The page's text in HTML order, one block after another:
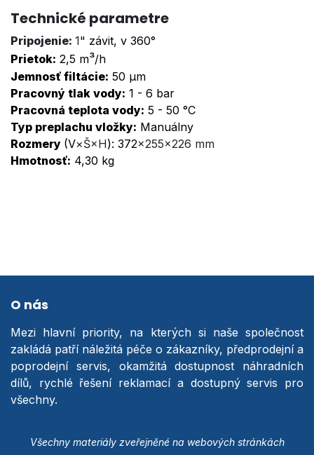
Technické parametre
Pripojenie: 1" závit, v 360°
Prietok: 2,5 m³/h
Jemnosť filtácie: 50 µm
Pracovný tlak vody: 1 - 6 bar
Pracovná teplota vody: 5 - 50 °C
Typ preplachu vložky: Manuálny
Rozmery (V×Š×H): 372×255×226 mm
Hmotnosť: 4,30 kg
O nás
Mezi hlavní priority, na kterých si naše společnost
zakládá patří náležitá péče o zákazníky, předprodejní a
poprodejní servis, okamžitá dostupnost náhradních
dílů, rychlé řešení reklamací a dostupný servis pro
všechny.
Všechny materiály zveřejněné na webových stránkách